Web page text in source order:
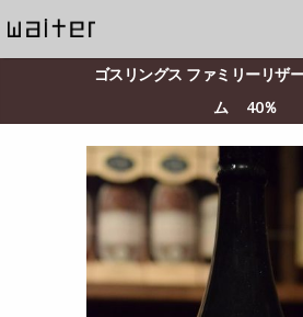
ゴスリングス ファミリーリザ
ム 40％